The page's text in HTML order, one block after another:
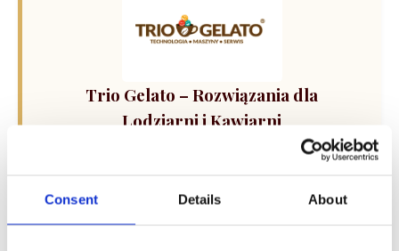
Consent Details About
Trio Gelato – Rozwiązania dla
Lodziarni i Kawiarni
Kompleksowe wsparcie dla Twojego biznesu: od
ekspresów do kawy, po profesjonalny serwis i
szkolenia technologiczne. Skorzystaj z